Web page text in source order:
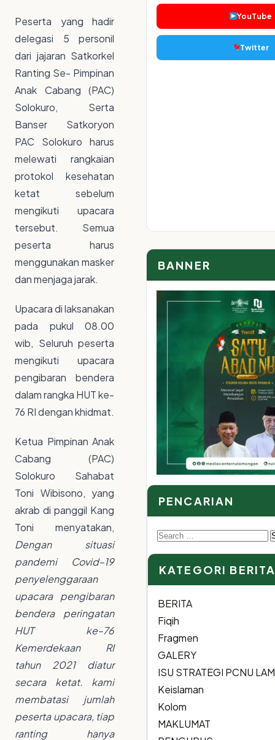
Peserta yang hadir
delegasi 5 personil
dari jajaran Satkorkel
Ranting Se- Pimpinan
Anak Cabang (PAC)
Solokuro, Serta
Banser Satkoryon
PAC Solokuro harus
melewati rangkaian
protokol kesehatan
ketat sebelum
mengikuti upacara
tersebut. Semua
peserta harus
menggunakan masker
dan menjaga jarak.
Upacara di laksanakan
pada pukul 08.00
wib, Seluruh peserta
mengikuti upacara
pengibaran bendera
dalam rangka HUT ke-
76 RI dengan khidmat.
Ketua Pimpinan Anak
Cabang (PAC)
Solokuro Sahabat
Toni Wibisono, yang
akrab di panggil Kang
Toni menyatakan,
Dengan situasi
pandemi Covid–19
penyelenggaraan
upacara pengibaran
bendera peringatan
HUT ke–76
Kemerdekaan RI
tahun 2021 diatur
secara ketat. kami
membatasi jumlah
peserta upacara, tiap
ranting hanya
YouTube
Twitter
BANNER
PENCARIAN
Search
for:
KATEGORI
BERITA
Fiqih
Fragmen
GALERY
ISU STRATEGI PCNU
Keislaman
Kolom
MAKLUMAT